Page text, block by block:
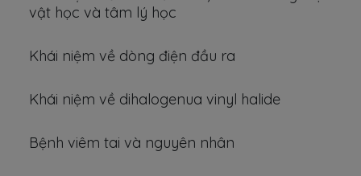
vật học và tâm lý học
Khái niệm về dòng điện đầu ra
Khái niệm về dihalogenua vinyl halide
Bệnh viêm tai và nguyên nhân